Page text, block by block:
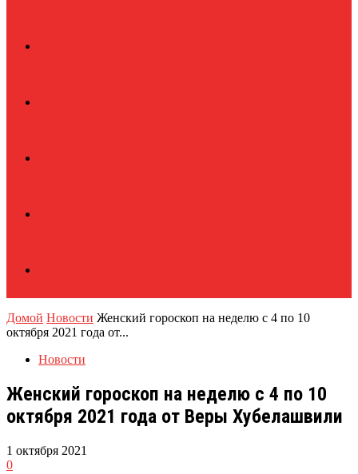
Домой Новости Женский гороскоп на неделю с 4 по 10
октября 2021 года от...
Новости
Женский гороскоп на неделю с 4 по 10
октября 2021 года от Веры Хубелашвили
1 октября 2021
0